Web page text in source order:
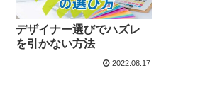
デザイナー選びでハズレ
を引かない方法
2022.08.17